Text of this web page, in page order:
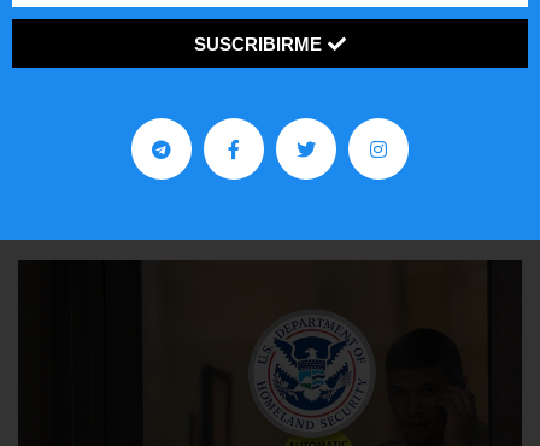
Lotería de visa de EEUU
LEER ARTÍCULO...
SUSCRIBIRME